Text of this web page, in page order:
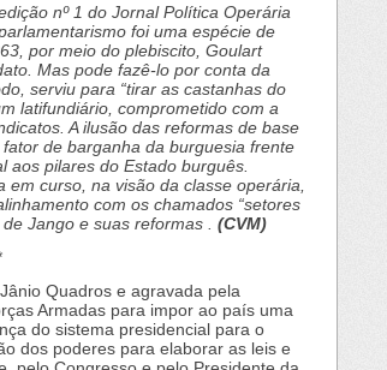
nº 1 do Jornal Política Operária
foi uma espécie de
por meio do plebiscito, Goulart
Mas pode fazê-lo por conta da
serviu para “tirar as castanhas do
latifundiário, comprometido com a
A ilusão das reformas de base
de barganha da burguesia frente
aos pilares do Estado burguês.
curso, na visão da classe operária,
com os chamados “setores
Jango e suas reformas . (CVM)
Quadros e agravada pela
Armadas para impor ao país uma
do sistema presidencial para o
dos poderes para elaborar as leis e